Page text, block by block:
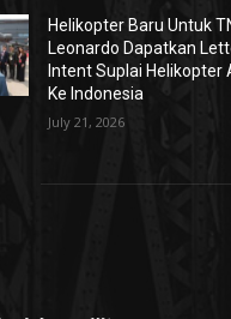
Helikopter Baru Untuk
Leonardo Dapatkan
Intent Suplai Helikopter
Ke Indonesia
July 21, 2026